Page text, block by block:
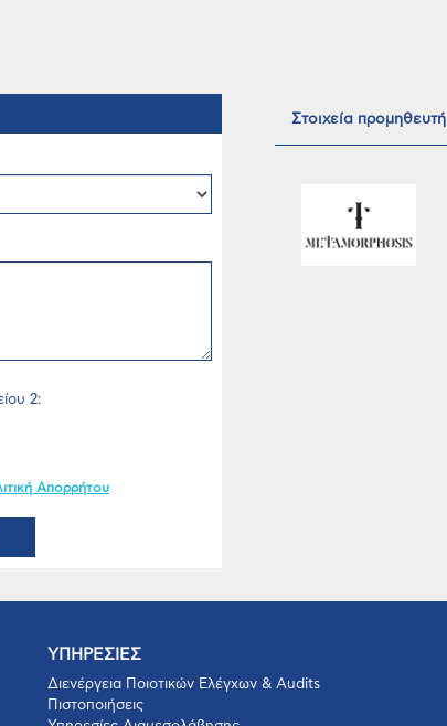
2:
Απορρήτου
Στοιχεία προμηθευτή
ΥΠΗΡΕΣΙΕΣ
Διενέργεια Ποιοτικών Ελέγχων & Audits
Πιστοποιήσεις